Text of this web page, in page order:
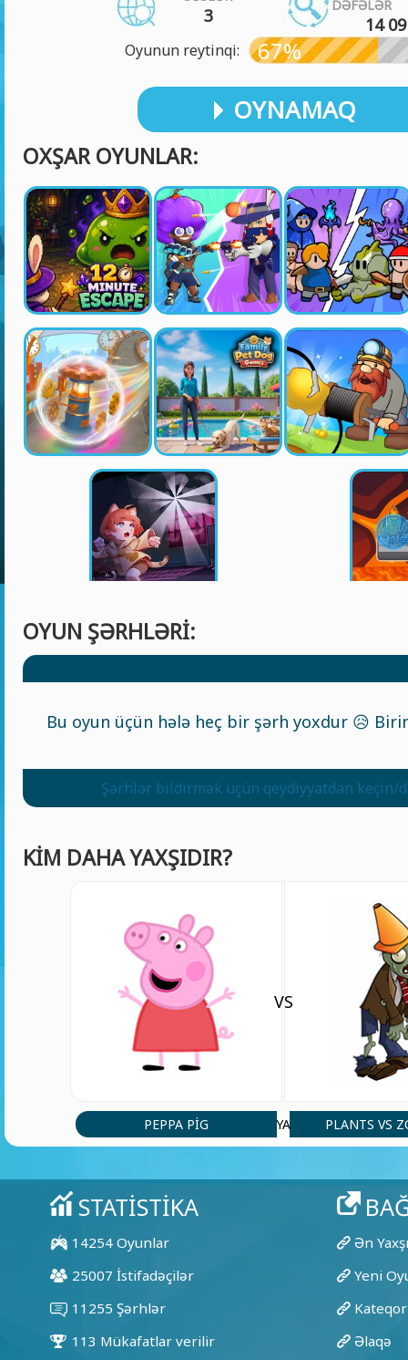
3 DƏFƏLƏR
14
Oyunun reytinqi: 67%
OYNAMAQ
OXŞAR OYUNLAR:
OYUN ŞƏRHLƏRI:
Bu oyun üçün hələ heç bir şərh yoxdur 😥
Şərhlər bildirmək üçün qeydiyyatdan keçin/
KIM DAHA YAXŞIDIR?
PEPPA PIG
VS
YA PLANTS VS